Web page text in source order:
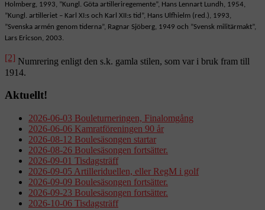
Holmberg, 1993, ”Kungl. Göta artilleriregemente”, Hans Lennart Lundh, 1954,
”Kungl. artilleriet – Karl XI:s och Karl XII:s tid”, Hans Ulfhielm (red.), 1993,
”Svenska armén genom tiderna”, Ragnar Sjöberg, 1949 och ”Svensk militärmakt”,
Lars Ericson, 2003.
[2] Numrering enligt den s.k. gamla stilen, som var i bruk fram till
1914.
Aktuellt!
2026-06-03 Bouleturneringen, Finalomgång
2026-06-06 Kamratföreningen 90 år
2026-08-12 Boulesäsongen startar
2026-08-26 Boulesäsongen fortsätter.
2026-09-01 Tisdagsträff
2026-09-05 Artilleriduellen, eller RegM i golf
2026-09-09 Boulesäsongen fortsätter.
2026-09-23 Boulesäsongen fortsätter.
2026-10-06 Tisdagsträff